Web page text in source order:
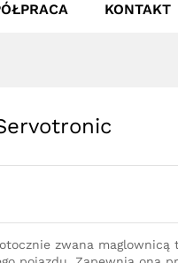
KONTAKT
zwana maglownicą